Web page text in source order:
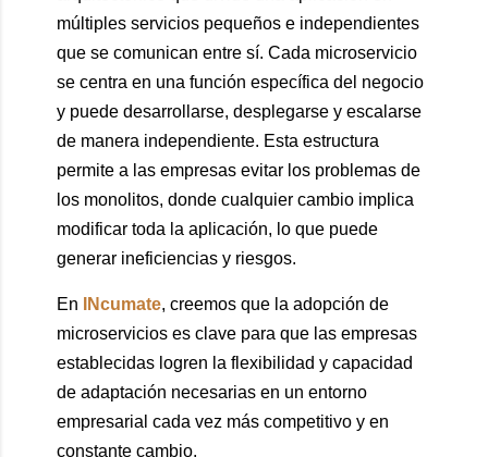
múltiples servicios pequeños e independientes
que se comunican entre sí. Cada microservicio
se centra en una función específica del negocio
y puede desarrollarse, desplegarse y escalarse
de manera independiente. Esta estructura
permite a las empresas evitar los problemas de
los monolitos, donde cualquier cambio implica
modificar toda la aplicación, lo que puede
generar ineficiencias y riesgos.
En INcumate, creemos que la adopción de
microservicios es clave para que las empresas
establecidas logren la flexibilidad y capacidad
de adaptación necesarias en un entorno
empresarial cada vez más competitivo y en
constante cambio.